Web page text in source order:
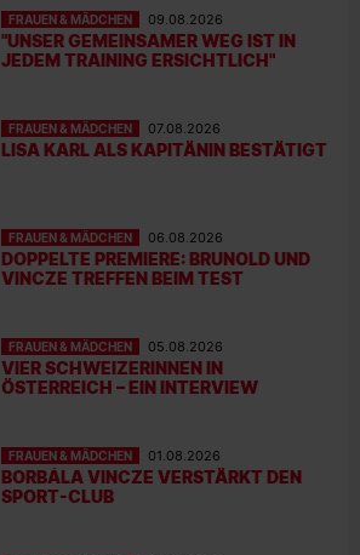
FRAUEN & MÄDCHEN 09.08.2026
"UNSER GEMEINSAMER WEG IST IN
JEDEM TRAINING ERSICHTLICH"
FRAUEN & MÄDCHEN 07.08.2026
LISA KARL ALS KAPITÄNIN BESTÄTIGT
FRAUEN & MÄDCHEN 06.08.2026
DOPPELTE PREMIERE: BRUNOLD UND
VINCZE TREFFEN BEIM TEST
FRAUEN & MÄDCHEN 05.08.2026
VIER SCHWEIZERINNEN IN
ÖSTERREICH – EIN INTERVIEW
FRAUEN & MÄDCHEN 01.08.2026
BORBÁLA VINCZE VERSTÄRKT DEN
SPORT-CLUB